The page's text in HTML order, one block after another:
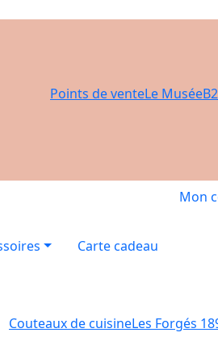
Points de venteLe Musée
Mon
Carte cadeau
Couteaux de cuisineLes Forgés